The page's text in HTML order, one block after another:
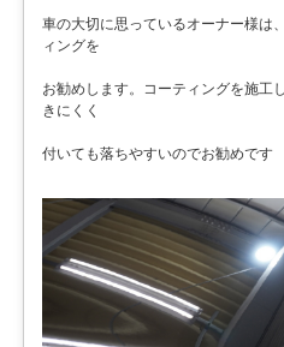
車の大切に思っているオーナー様は
ィングを
お勧めします。コーティングを施工
きにくく
付いても落ちやすいのでお勧めです